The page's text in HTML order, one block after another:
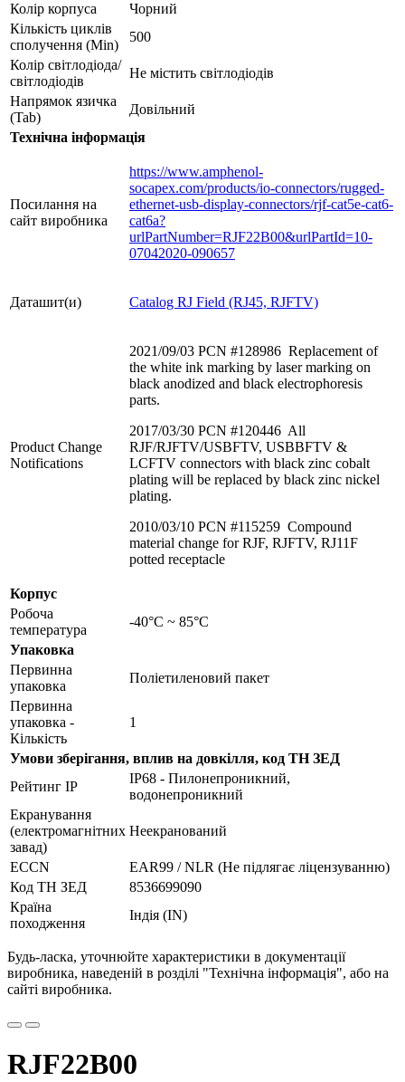
Колір корпуса
Чорний
Кількість циклів
сполучення (Min)
500
Колір світлодіода/
світлодіодів
Не містить світлодіодів
Напрямок язичка
(Tab)
Довільний
Технічна інформація
Посилання на
сайт виробника
https://www.amphenol-
socapex.com/products/io-connectors/rugged-
ethernet-usb-display-connectors/rjf-cat5e-cat6-
cat6a?
urlPartNumber=RJF22B00&urlPartId=10-
07042020-090657
Даташит(и) Catalog RJ Field (RJ45, RJFTV)
Product Change
Notifications
2021/09/03 PCN #128986 Replacement of
the white ink marking by laser marking on
black anodized and black electrophoresis
parts.
2017/03/30 PCN #120446 All
RJF/RJFTV/USBFTV, USBBFTV &
LCFTV connectors with black zinc cobalt
plating will be replaced by black zinc nickel
plating.
2010/03/10 PCN #115259 Compound
material change for RJF, RJFTV, RJ11F
potted receptacle
Корпус
Робоча
температура
-40°C ~ 85°C
Упаковка
Первинна
упаковка
Поліетиленовий пакет
Первинна
упаковка -
Кількість
1
Умови зберігання, вплив на довкілля, код ТН ЗЕД
Рейтинг IP
IP68 - Пилонепроникний,
водонепроникний
Екранування
(електромагнітних
завад)
Неекранований
ECCN
EAR99 / NLR (Не підлягає ліцензуванню)
Код ТН ЗЕД
8536699090
Країна
походження
Індія (IN)
Будь-ласка, уточнюйте характеристики в документації
виробника, наведеній в розділі "Технічна інформація", або на
сайті виробника.
RJF22B00